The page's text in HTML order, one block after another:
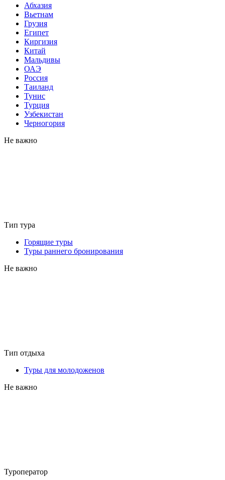
Абхазия
Вьетнам
Грузия
Египет
Киргизия
Китай
Мальдивы
ОАЭ
Россия
Таиланд
Тунис
Турция
Узбекистан
Черногория
Не важно
Тип тура
Горящие туры
Туры раннего бронирования
Не важно
Тип отдыха
Туры для молодоженов
Не важно
Туроператор